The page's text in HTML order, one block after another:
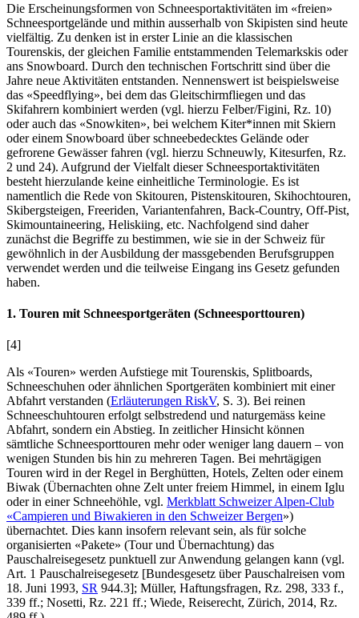
Die Erscheinungsformen von Schneesportaktivitäten im «freien»
Schneesportgelände und mithin ausserhalb von Skipisten sind heute
vielfältig. Zu denken ist in erster Linie an die klassischen
Tourenskis, der gleichen Familie entstammenden Telemarkskis oder
ans Snowboard. Durch den technischen Fortschritt sind über die
Jahre neue Aktivitäten entstanden. Nennenswert ist beispielsweise
das «Speedflying», bei dem das Gleitschirmfliegen und das
Skifahrern kombiniert werden (vgl. hierzu Felber/Figini, Rz. 10)
oder auch das «Snowkiten», bei welchem Kiter*innen mit Skiern
oder einem Snowboard über schneebedecktes Gelände oder
gefrorene Gewässer fahren (vgl. hierzu Schneuwly, Kitesurfen, Rz.
2 und 24). Aufgrund der Vielfalt dieser Schneesportaktivitäten
besteht hierzulande keine einheitliche Terminologie. Es ist
namentlich die Rede von Skitouren, Pistenskitouren, Skihochtouren,
Skibergsteigen, Freeriden, Variantenfahren, Back-Country, Off-Pist,
Skimountaineering, Heliskiing, etc. Nachfolgend sind daher
zunächst die Begriffe zu bestimmen, wie sie in der Schweiz für
gewöhnlich in der Ausbildung der massgebenden Berufsgruppen
verwendet werden und die teilweise Eingang ins Gesetz gefunden
haben.
1. Touren mit Schneesportgeräten (Schneesporttouren)
[4]
Als «Touren» werden Aufstiege mit Tourenskis, Splitboards,
Schneeschuhen oder ähnlichen Sportgeräten kombiniert mit einer
Abfahrt verstanden (Erläuterungen RiskV, S. 3). Bei reinen
Schneeschuhtouren erfolgt selbstredend und naturgemäss keine
Abfahrt, sondern ein Abstieg. In zeitlicher Hinsicht können
sämtliche Schneesporttouren mehr oder weniger lang dauern – von
wenigen Stunden bis hin zu mehreren Tagen. Bei mehrtägigen
Touren wird in der Regel in Berghütten, Hotels, Zelten oder einem
Biwak (Übernachten ohne Zelt unter freiem Himmel, in einem Iglu
oder in einer Schneehöhle, vgl. Merkblatt Schweizer Alpen-Club
«Campieren und Biwakieren in den Schweizer Bergen»)
übernachtet. Dies kann insofern relevant sein, als für solche
organisierten «Pakete» (Tour und Übernachtung) das
Pauschalreisegesetz punktuell zur Anwendung gelangen kann (vgl.
Art. 1 Pauschalreisegesetz [Bundesgesetz über Pauschalreisen vom
18. Juni 1993, SR 944.3]; Müller, Haftungsfragen, Rz. 298, 333 f.,
339 ff.; Nosetti, Rz. 221 ff.; Wiede, Reiserecht, Zürich, 2014, Rz.